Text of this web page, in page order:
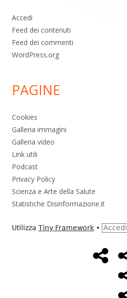
Accedi
Feed dei contenuti
Feed dei commenti
WordPress.org
PAGINE
Cookies
Galleria immagini
Galleria video
Link utili
Podcast
Privacy Policy
Scienza e Arte della Salute
Statistiche Disinformazione.it
Utilizza Tiny Framework • Accedi
MenùHome
Page